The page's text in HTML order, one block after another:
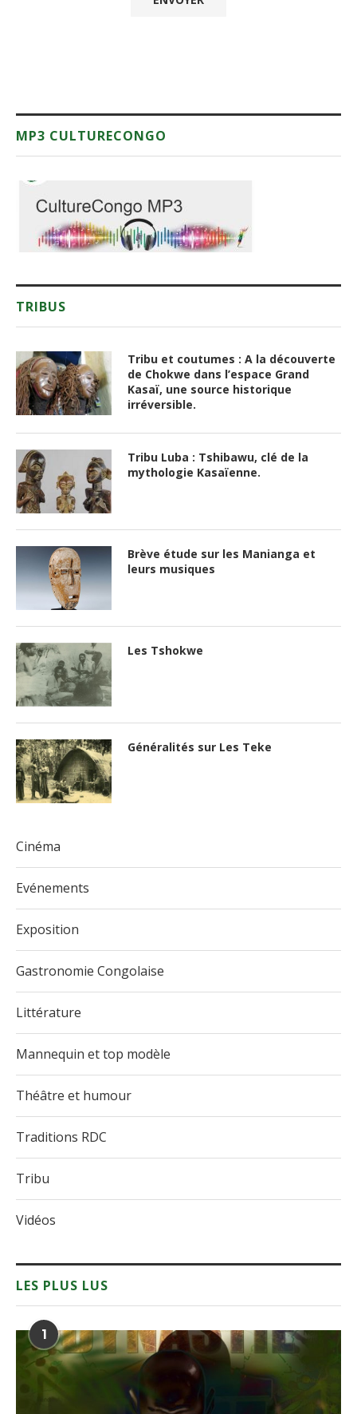
MP3 CULTURECONGO
TRIBUS
Tribu et coutumes : A la découverte
de Chokwe dans l’espace Grand
Kasaï, une source historique
irréversible.
Tribu Luba : Tshibawu, clé de la
mythologie Kasaïenne.
Brève étude sur les Manianga et
leurs musiques
Les Tshokwe
Généralités sur Les Teke
Cinéma
Evénements
Exposition
Gastronomie Congolaise
Littérature
Mannequin et top modèle
Théâtre et humour
Traditions RDC
Tribu
Vidéos
LES PLUS LUS
1